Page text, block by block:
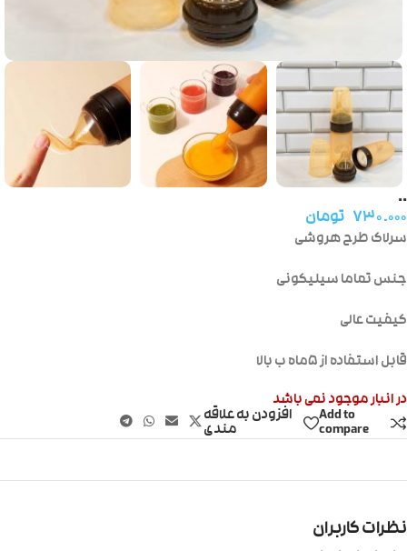
..
۷۳۰.۰۰۰ تومان
سرلاک طرح هروشی
جنس تماما سیلیکونی
کیفیت عالی
قابل استفاده از ۵ماه ب بالا
در انبار موجود نمی باشد
Add to
compare
افزودن به علاقه
مندی
نظرات کاربران